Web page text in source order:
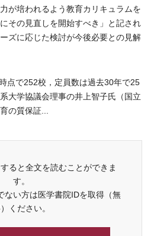
が培われるよう教育カリキュラムを
その見直しを開始すべき」と記され
ズに応じた検討が今後必要との見解
点で252校，定員数は過去30年で25
大学協議会理事の井上智子氏（国立
の質保証...
ると全文を読むことができま
す。
ない方は医学書院IDを取得（無
ください。